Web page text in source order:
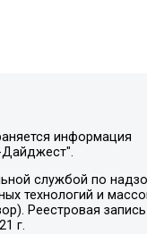
информация
Дайджест".
службой по
технологий и
Реестровая
г.